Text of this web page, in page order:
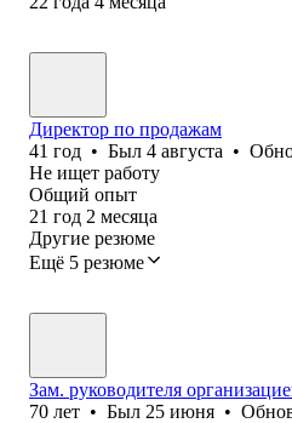
Директор по продажам
41 год • Был 4 августа •
Не ищет работу
Общий опыт
21 год 2 месяца
Другие резюме
Ещё 5 резюме
Зам. руководителя
70 лет • Был 25 июня •